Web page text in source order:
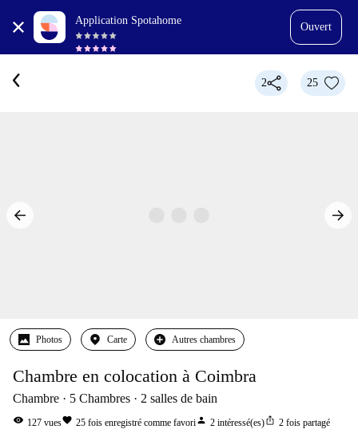
Application Spotahome
Ouvert
2 25
Photos Carte Autres chambres
Chambre en colocation à Coimbra
Chambre 5 Chambres 2 salles de bain
visibility 127 vuesfavorite 25 fois enregistré comme favoriperson 2 intéressé(es)ios_share 2 fois partagé